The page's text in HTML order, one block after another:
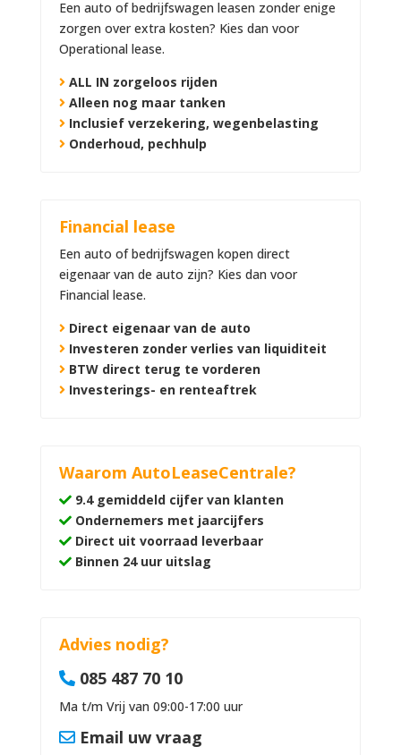
Een auto of bedrijfswagen leasen zonder enige
zorgen over extra kosten? Kies dan voor
Operational lease.
ALL IN zorgeloos rijden
Alleen nog maar tanken
Inclusief verzekering, wegenbelasting
Onderhoud, pechhulp
Financial lease
Een auto of bedrijfswagen kopen direct
eigenaar van de auto zijn? Kies dan voor
Financial lease.
Direct eigenaar van de auto
Investeren zonder verlies van liquiditeit
BTW direct terug te vorderen
Investerings- en renteaftrek
Waarom AutoLeaseCentrale?
9.4 gemiddeld cijfer van klanten
Ondernemers met jaarcijfers
Direct uit voorraad leverbaar
Binnen 24 uur uitslag
Advies nodig?
085 487 70 10
Ma t/m Vrij van 09:00-17:00 uur
Email uw vraag